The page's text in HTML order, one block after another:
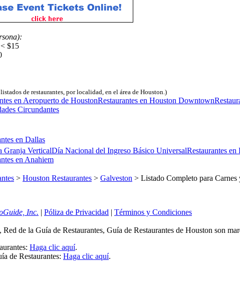
$15
de restaurantes, por localidad, en el área de Houston.)
en Aeropuerto de HoustonRestaurantes en Houston Downtown
Circundantes
en Dallas
Granja VerticalDía Nacional del Ingreso Básico UniversalRestaurantes en
en Anahiem
> Houston Restaurantes > Galveston > Listado Completo para Carnes
Inc. | Póliza de Privacidad | Términos y Condiciones
de la Guía de Restaurantes, Guía de Restaurantes de Houston son
Haga clic aquí.
de Restaurantes: Haga clic aquí.